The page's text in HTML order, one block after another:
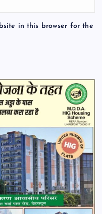
in this browser for the